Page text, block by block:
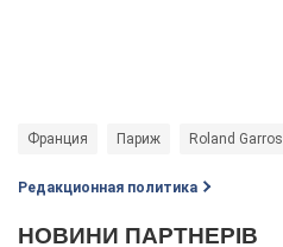
Франция Париж Roland Garros
Редакционная политика